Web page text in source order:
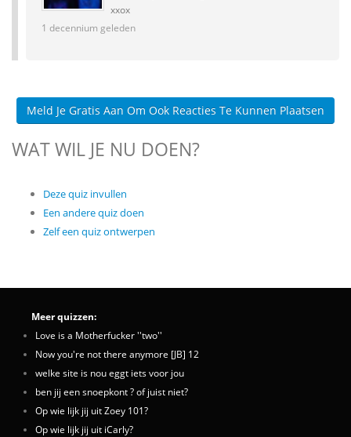
xxox
1 decennium geleden
Meld Je Gratis Aan Om Ook Reacties Te Kunnen Plaatsen
WAT WIL JE NU DOEN?
Deze quiz invullen
Een andere quiz doen
Zelf een quiz ontwerpen
Meer quizzen:
Love is a Motherfucker ''two''
Now you're not there anymore [JB] 12
welke site is nou eggt iets voor jou
ben jij een snoepkont ? of juist niet?
Op wie lijk jij uit Zoey 101?
Op wie lijk jij uit iCarly?